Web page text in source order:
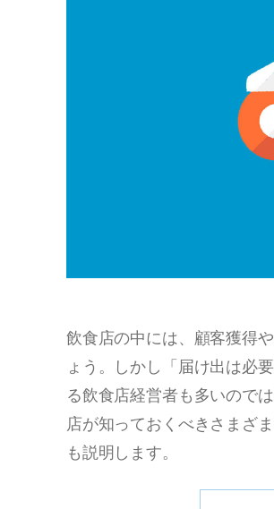
飲食店の中には、顧客獲得
ょう。しかし「届け出は必
る飲食店経営者も多いので
店が知っておくべきさまざ
も説明します。